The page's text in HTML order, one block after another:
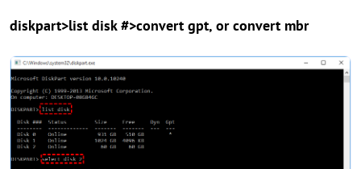
diskpart>list disk #>convert gpt, or convert mbr